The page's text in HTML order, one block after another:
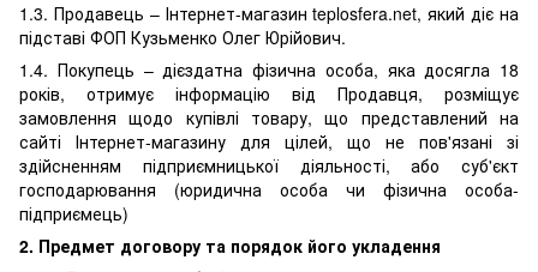
1.3. Продавець – Інтернет-магазин teplosfera.net, який діє на
підставі ФОП Кузьменко Олег Юрійович.
1.4. Покупець – дієздатна фізична особа, яка досягла 18
років, отримує інформацію від Продавця, розміщує
замовлення щодо купівлі товару, що представлений на
сайті Інтернет-магазину для цілей, що не пов'язані зі
здійсненням підприємницької діяльності, або суб'єкт
господарювання (юридична особа чи фізична особа-
підприємець)
2. Предмет договору та порядок його укладення